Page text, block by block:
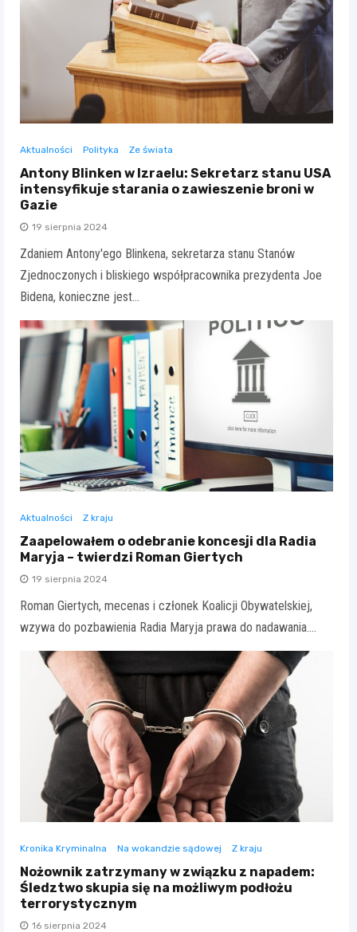
Aktualności Polityka Ze świata
Antony Blinken w Izraelu: Sekretarz stanu USA
intensyfikuje starania o zawieszenie broni w
Gazie
19 sierpnia 2024
Zdaniem Antony'ego Blinkena, sekretarza stanu Stanów
Zjednoczonych i bliskiego współpracownika prezydenta Joe
Bidena, konieczne jest…
Aktualności Z kraju
Zaapelowałem o odebranie koncesji dla Radia
Maryja – twierdzi Roman Giertych
19 sierpnia 2024
Roman Giertych, mecenas i członek Koalicji Obywatelskiej,
wzywa do pozbawienia Radia Maryja prawa do nadawania.…
Kronika Kryminalna Na wokandzie sądowej Z kraju
Nożownik zatrzymany w związku z napadem:
Śledztwo skupia się na możliwym podłożu
terrorystycznym
16 sierpnia 2024